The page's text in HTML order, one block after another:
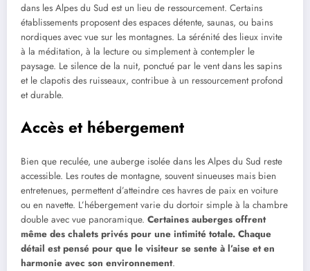
dans les Alpes du Sud est un lieu de ressourcement. Certains
établissements proposent des espaces détente, saunas, ou bains
nordiques avec vue sur les montagnes. La sérénité des lieux invite
à la méditation, à la lecture ou simplement à contempler le
paysage. Le silence de la nuit, ponctué par le vent dans les sapins
et le clapotis des ruisseaux, contribue à un ressourcement profond
et durable.
Accès et hébergement
Bien que reculée, une auberge isolée dans les Alpes du Sud reste
accessible. Les routes de montagne, souvent sinueuses mais bien
entretenues, permettent d’atteindre ces havres de paix en voiture
ou en navette. L’hébergement varie du dortoir simple à la chambre
double avec vue panoramique. Certaines auberges offrent
même des chalets privés pour une intimité totale. Chaque
détail est pensé pour que le visiteur se sente à l’aise et en
harmonie avec son environnement.